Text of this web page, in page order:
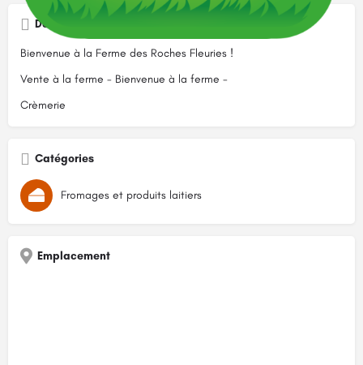
Description
Bienvenue à la Ferme des Roches Fleuries !
Vente à la ferme - Bienvenue à la ferme -
Crèmerie
Catégories
Fromages et produits laitiers
Emplacement